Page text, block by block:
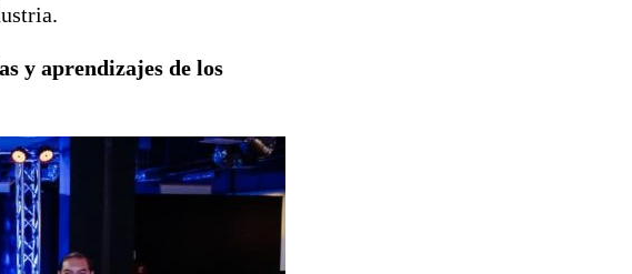
y aprendizajes de los